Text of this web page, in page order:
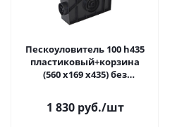
Пескоуловитель 100 h435
пластиковый+корзина
(560 х169 х435) без
высокий борт Ecoteck
1 830 руб./шт